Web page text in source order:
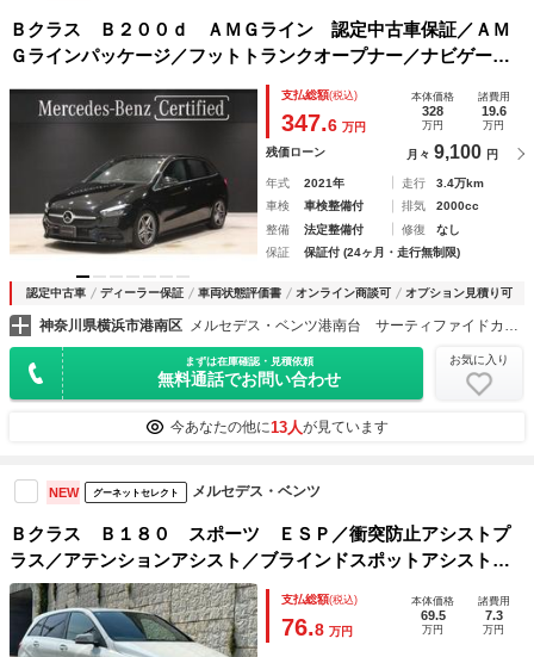
Ｂクラス Ｂ２００ｄ ＡＭＧライン 認定中古車保証／ＡＭ
Ｇラインパッケージ／フットトランクオープナー／ナビゲーシ
ョンパッケージ／メモリー付きフルパワーシート／シートヒー
ター／ＭＢＵＸ／ワイヤレスチャージング／テレビ機能／アン
支払総額(税込)
347.6 万円
本体価格
328
万円
諸費用
19.6
万円
残価ローン 月々 9,100 円
年式 2021年 走行
3.4万km
車検
車検整備付 排気
2000cc
整備
法定整備付 修復
なし
保証
保証付 (24ヶ月・走行無制限)
認定中古車 ディーラー保証 車両状態評価書 オンライン商談可 オプション見積り可
神奈川県横浜市港南区 メルセデス・ベンツ港南台 サーティファイドカーセンター（株）シュテルン世田谷
まずは在庫確認・見積依頼
無料通話でお問い合わせ
お気に入り
今あなたの他に13人が見ています
NEW グーネットセレクト メルセデス・ベンツ
Ｂクラス Ｂ１８０ スポーツ ＥＳＰ／衝突防止アシストプ
ラス／アテンションアシスト／ブラインドスポットアシスト／
クルーズコントロール／ステアリングスイッチ／パドルシフト
／レザーシート／運転席パワーシート／シートメモリ／電格ミ
ラー
支払総額(税込)
76.8 万円
本体価格
69.5
万円
諸費用
7.3
万円